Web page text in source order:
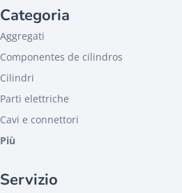
Categoria
Aggregati
Componentes de cilindros
Cilindri
Parti elettriche
Cavi e connettori
Più
Servizio